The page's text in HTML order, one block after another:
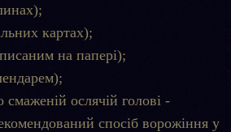
картах);
на папері);
ослячій голові -
спосіб ворожіння у